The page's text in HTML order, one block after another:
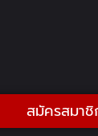
สมัครสมา